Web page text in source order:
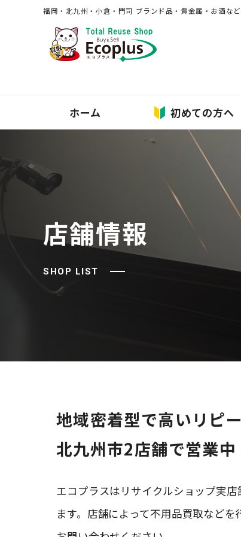
福岡・北九州・⼩倉・⾨司 ブランド品・貴⾦属・お酒な
ホーム 初めての方へ
店舗情報
SHOP LIST
地域密着型で⾼いリピ
北九州市2店舗で営業中
エコプラスはリサイクルショップ実
ます。店舗によって不⽤品買取など